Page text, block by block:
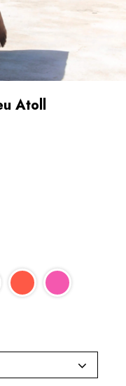
Atoll